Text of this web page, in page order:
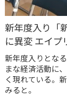
新年度入り「
に異変 エイプ
新年度入りとな
まな経済活動に
く現れている。
みると。